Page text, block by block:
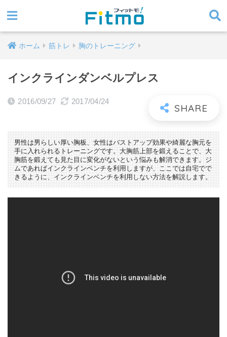
ホーム 筋トレ 胸のトレーニング
インクラインダンベルプレス
2016/09/27 2017/04/24
男性は男らしい厚い胸板、女性はバストアップ効果や綺麗な胸元を
手に入れられるトレーニングです。大胸筋上部を鍛えることで、大
胸筋を鍛えても見た目に変化がないという悩みも解消できます。ジ
ムであればインクラインベンチを利用しますが、ここでは自宅でで
きるように、インクラインベンチを利用しない方法を解説します。